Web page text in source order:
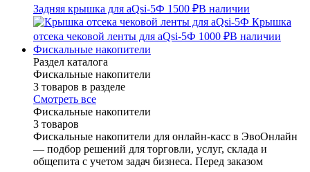
Задняя крышка для aQsi-5Ф 1500 ₽В наличии
Крышка
отсека чековой ленты для aQsi-5Ф 1000 ₽В наличии
Фискальные накопители
Раздел каталога
Фискальные накопители
3 товаров в разделе
Смотреть все
Фискальные накопители
3 товаров
Фискальные накопители для онлайн-касс в ЭвоОнлайн
— подбор решений для торговли, услуг, склада и
общепита с учетом задач бизнеса. Перед заказом